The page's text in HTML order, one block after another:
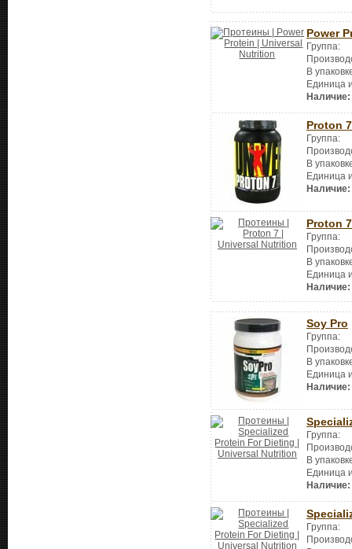
Power
Группа:
В
Единица
Наличие:
Proton 7
Группа:
В
Единица
Наличие:
Proton 7
Группа:
В
Единица
Наличие:
Soy Pro
Группа:
В
Единица
Наличие:
Группа:
В
Единица
Наличие:
Группа: